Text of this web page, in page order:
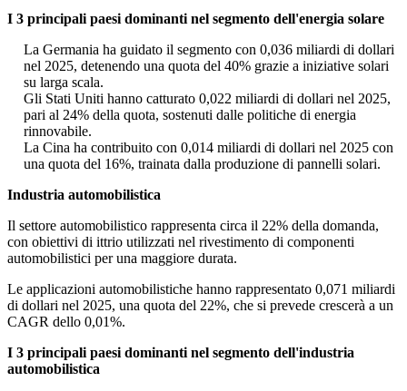
I 3 principali paesi dominanti nel segmento dell'energia solare
La Germania ha guidato il segmento con 0,036 miliardi di dollari
nel 2025, detenendo una quota del 40% grazie a iniziative solari
su larga scala.
Gli Stati Uniti hanno catturato 0,022 miliardi di dollari nel 2025,
pari al 24% della quota, sostenuti dalle politiche di energia
rinnovabile.
La Cina ha contribuito con 0,014 miliardi di dollari nel 2025 con
una quota del 16%, trainata dalla produzione di pannelli solari.
Industria automobilistica
Il settore automobilistico rappresenta circa il 22% della domanda,
con obiettivi di ittrio utilizzati nel rivestimento di componenti
automobilistici per una maggiore durata.
Le applicazioni automobilistiche hanno rappresentato 0,071 miliardi
di dollari nel 2025, una quota del 22%, che si prevede crescerà a un
CAGR dello 0,01%.
I 3 principali paesi dominanti nel segmento dell'industria
automobilistica